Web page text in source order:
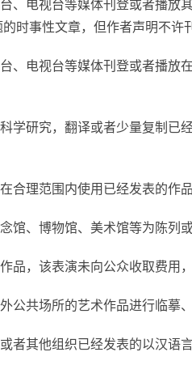
、电视台等媒体刊登或者播放
时事性文章，但作者声明不许
、电视台等媒体刊登或者播放
学研究，翻译或者少量复制已
合理范围内使用已经发表的作
馆、博物馆、美术馆等为陈列
品，该表演未向公众收取费用
公共场所的艺术作品进行临摹
者其他组织已经发表的以汉语